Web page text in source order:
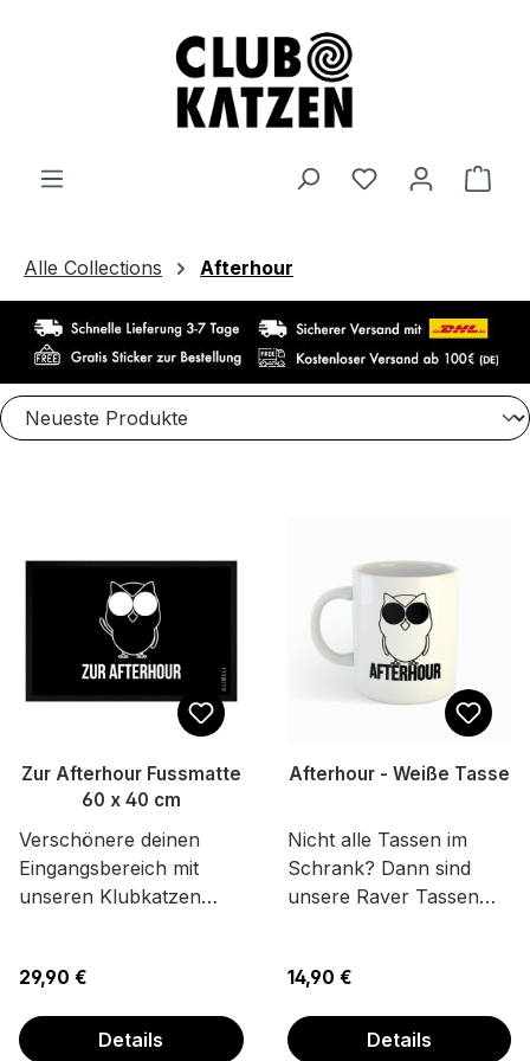
Alle Collections Afterhour
Zur Afterhour Fussmatte
60 x 40 cm
Verschönere deinen
Eingangsbereich mit
unseren Klubkatzen
Wohn-Accessoire für
Premium Qualität -
Regulärer Preis:
29,90 €
Details
Afterhour - Weiße Tasse
Nicht alle Tassen im
Schrank? Dann sind
unsere Raver Tassen
Küchenschrank. Die
Keramik. Das perfekte
Regulärer Preis:
14,90 €
Details